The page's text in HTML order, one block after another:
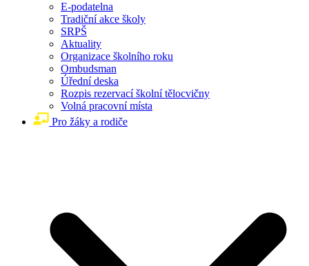
E-podatelna
Tradiční akce školy
SRPŠ
Aktuality
Organizace školního roku
Ombudsman
Úřední deska
Rozpis rezervací školní tělocvičny
Volná pracovní místa
Pro žáky a rodiče